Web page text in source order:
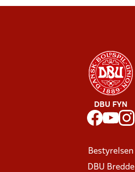
DBU FYN
Bestyrelsen
DBU Bredde